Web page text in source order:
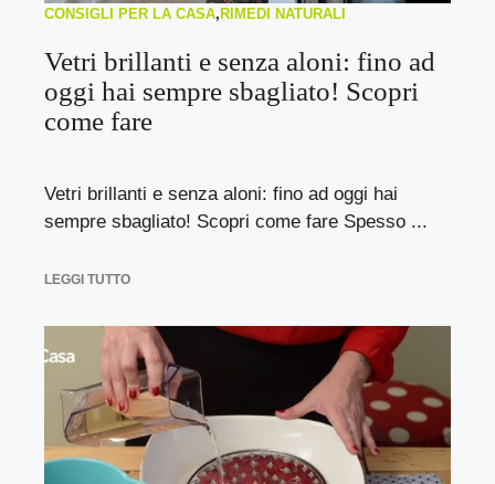
CONSIGLI PER LA CASA, RIMEDI NATURALI
Vetri brillanti e senza aloni: fino ad
oggi hai sempre sbagliato! Scopri
come fare
Vetri brillanti e senza aloni: fino ad oggi hai
sempre sbagliato! Scopri come fare Spesso ...
LEGGI TUTTO